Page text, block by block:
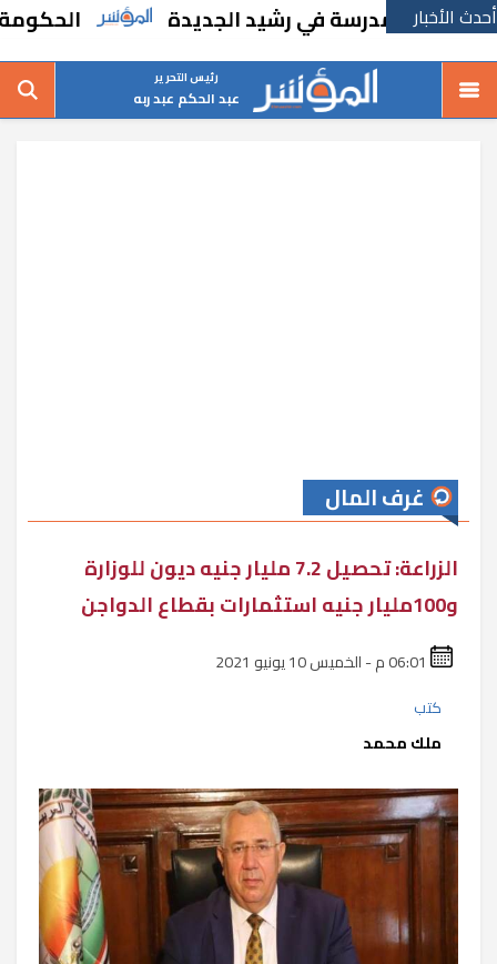
أحدث الأخبارمدرسة في رشيد الجديدة الحكومة تقر
رئيس التحرير
عبد الحكم عبد ربه
غرف المال
الزراعة: تحصيل 7.2 مليار جنيه ديون للوزارة
و100مليار جنيه استثمارات بقطاع الدواجن
كتب
ملك محمد